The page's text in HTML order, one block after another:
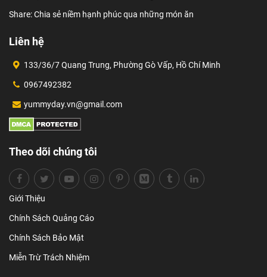
Share: Chia sẻ niềm hạnh phúc qua những món ăn
Liên hệ
133/36/7 Quang Trung, Phường Gò Vấp, Hồ Chí Minh
0967492382
yummyday.vn@gmail.com
Theo dõi chúng tôi
Giới Thiệu
Chính Sách Quảng Cáo
Chính Sách Bảo Mật
Miễn Trừ Trách Nhiệm